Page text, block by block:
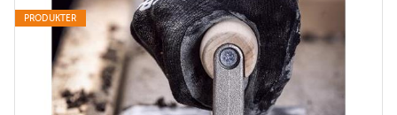
PRODUKTER